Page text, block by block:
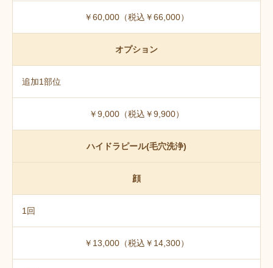
￥60,000（税込￥66,000）
オプション
追加1部位
￥9,000（税込￥9,900）
ハイドラピール(毛穴洗浄)
顔
1回
￥13,000（税込￥14,300）